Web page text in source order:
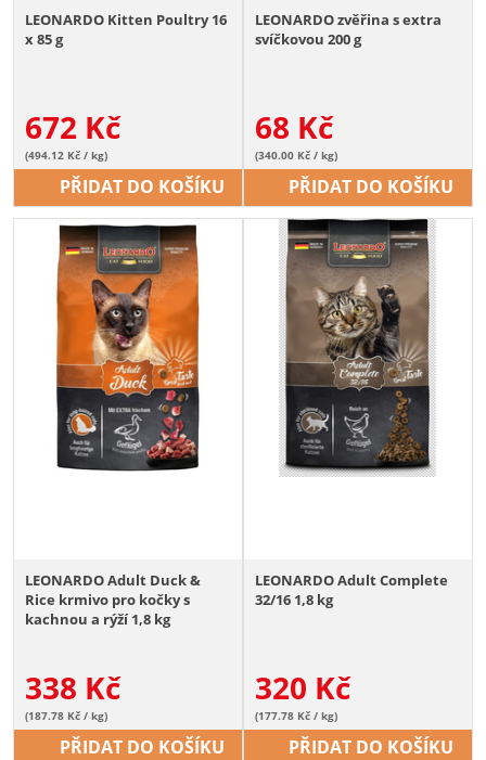
LEONARDO Kitten Poultry 16
x 85 g
672 Kč
(494.12 Kč / kg)
PŘIDAT DO KOŠÍKU
LEONARDO zvěřina s extra
svíčkovou 200 g
68 Kč
(340.00 Kč / kg)
PŘIDAT DO KOŠÍKU
LEONARDO Adult Duck &
Rice krmivo pro kočky s
kachnou a rýží 1,8 kg
338 Kč
(187.78 Kč / kg)
PŘIDAT DO KOŠÍKU
LEONARDO Adult Complete
32/16 1,8 kg
320 Kč
(177.78 Kč / kg)
PŘIDAT DO KOŠÍKU